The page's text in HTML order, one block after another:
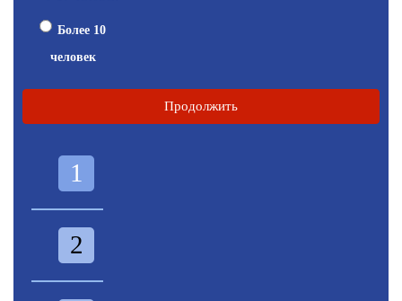
Более 10
человек
Продолжить
1
2